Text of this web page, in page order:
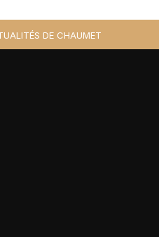
DE CHAUMET